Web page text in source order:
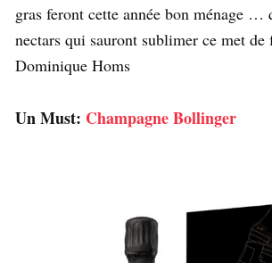
gras feront cette année bon ménage …
nectars qui sauront sublimer ce met
Dominique Homs
Un Must: Champagne Bollinger